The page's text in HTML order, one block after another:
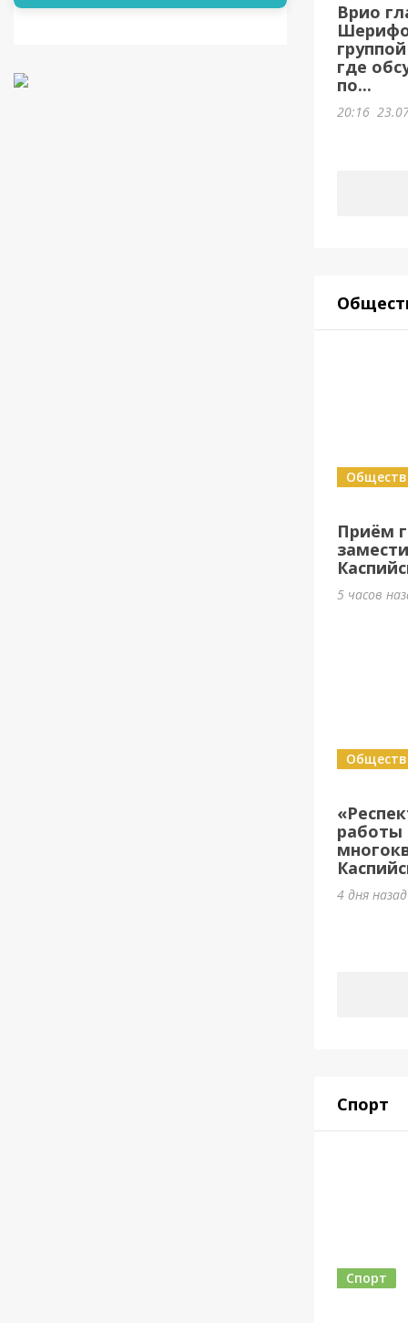
Врио
где
по...
20:16
Приём
5 часов
работы
4 дня
Спорт
Спорт